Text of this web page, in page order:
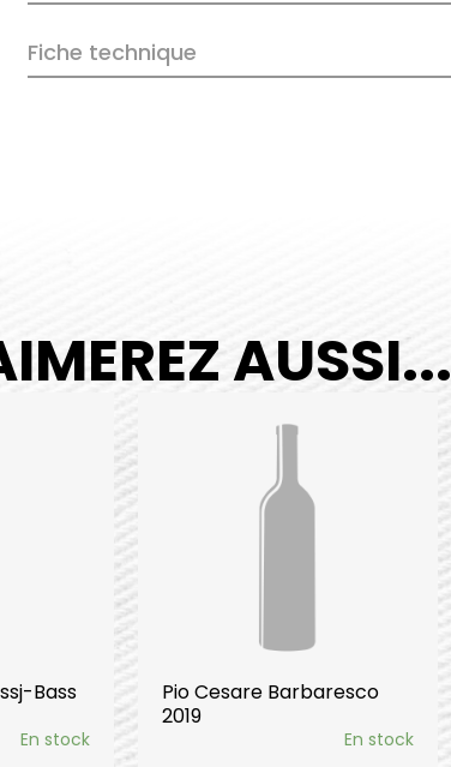
Fiche technique
AUSSI...
Bass
En stock
Pio Cesare Barbaresco
2019
En stock